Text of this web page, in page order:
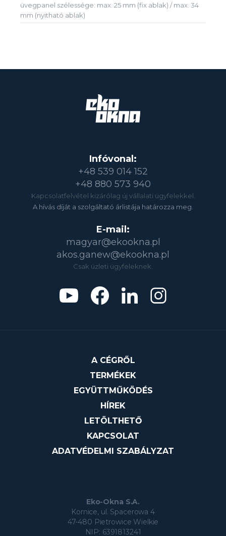
üvegpanel szélessége: max. 25 mm (fix ablak) / max. 34
mm (nyitható ablak)
Infóvonal:
+48 539 014 152
+48 880 573 940
Kapcsolatfelvétel kizárólag új vállalati ügyfelekkel.
A hívás díját a szolgáltató árlistája határozza meg.
E-mail:
magyar@ekookna.pl
akos.ganew@ekookna.pl
Csak üzleti ügyfeleknek.
A CÉGRŐL
TERMÉKEK
EGYÜTTMŰKÖDÉS
HÍREK
LETÖLTHETŐ
KAPCSOLAT
ADATVÉDELMI SZABÁLYZAT
Eko-Okna S.A.
Kornice, ul. Spacerowa 4
47-480 Pietrowice Wielkie
NIP: 6391813241